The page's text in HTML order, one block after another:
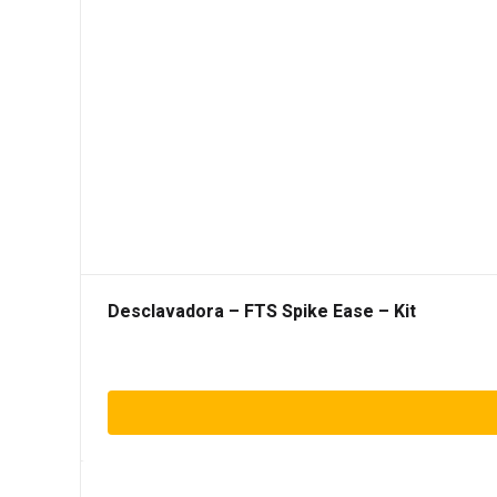
Desclavadora – FTS Spike Ease – Kit